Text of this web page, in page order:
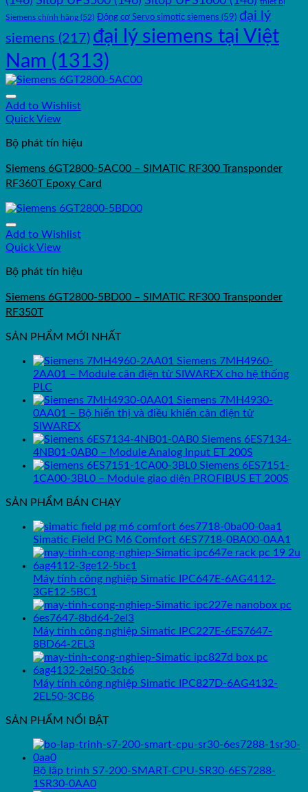
Siemens chính hãng (52) Động cơ Servo simotic siemens (59) đại lý
siemens (217) đại lý siemens tại Việt
Nam (1313)
Add to Wishlist
Quick View
Bộ phát tín hiệu
Siemens 6GT2800‑5AC00 – SIMATIC RF300 Transponder
RF360T Epoxy Card
Add to Wishlist
Quick View
Bộ phát tín hiệu
Siemens 6GT2800‑5BD00 – SIMATIC RF300 Transponder
RF350T
SẢN PHẨM MỚI NHẤT
Siemens 7MH4960-
2AA01 – Module cân điện tử SIWAREX cho hệ thống
PLC
Siemens 7MH4930-
0AA01 – Bộ hiển thị và điều khiển cân điện tử
SIWAREX
Siemens 6ES7134-
4NB01-0AB0 – Module Analog Input ET 200S
Siemens 6ES7151-
1CA00-3BL0 – Module giao diện PROFIBUS ET 200S
SẢN PHẨM BÁN CHẠY
Simatic Field PG M6 Comfort 6ES7718-0BA00-0AA1
Máy tính công nghiệp Simatic IPC647E-6AG4112-
3GE12-5BC1
Máy tính công nghiệp Simatic IPC227E-6ES7647-
8BD64-2EL3
Máy tính công nghiệp Simatic IPC827D-6AG4132-
2EL50-3CB6
SẢN PHẨM NỔI BẬT
Bộ lập trình S7-200-SMART-CPU-SR30-6ES7288-
1SR30-0AA0